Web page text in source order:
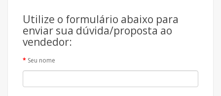
Utilize o formulário abaixo para
enviar sua dúvida/proposta ao
vendedor:
Seu nome